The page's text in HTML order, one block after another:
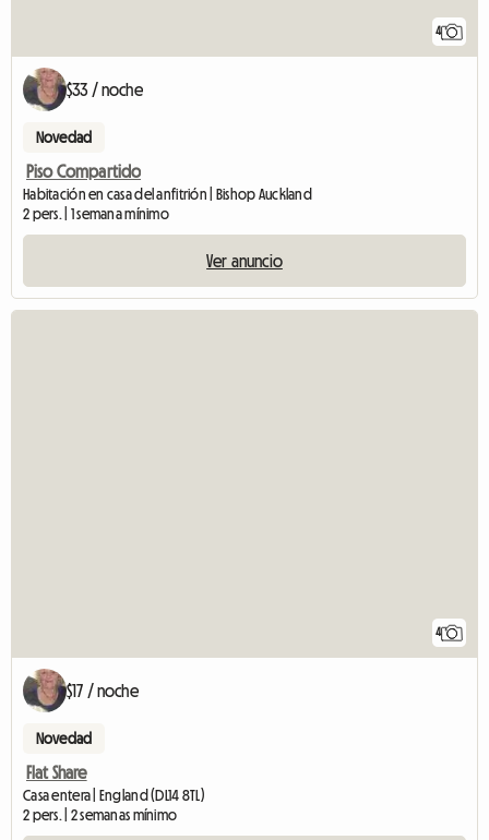
4
$33 / noche
Novedad
Piso Compartido
Habitación en casa del anfitrión | Bishop Auckland
2 pers. | 1 semana mínimo
Ver anuncio
4
$17 / noche
Novedad
Flat Share
Casa entera | England (DL14 8TL)
2 pers. | 2 semanas mínimo